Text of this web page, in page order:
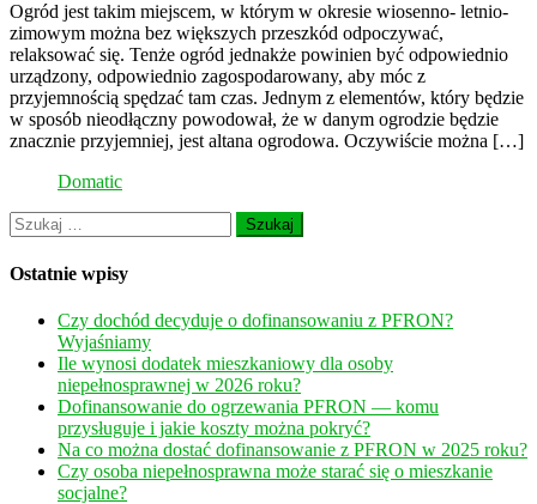
–
miejsce
dla
chwili
relaksu
Ogród jest takim miejscem, w którym w okresie wiosenno- letnio-
zimowym można bez większych przeszkód odpoczywać,
relaksować się. Tenże ogród jednakże powinien być odpowiednio
urządzony, odpowiednio zagospodarowany, aby móc z
przyjemnością spędzać tam czas. Jednym z elementów, który będzie
w sposób nieodłączny powodował, że w danym ogrodzie będzie
znacznie przyjemniej, jest altana ogrodowa. Oczywiście można […]
Domatic
Szukaj:
Ostatnie wpisy
Czy dochód decyduje o dofinansowaniu z PFRON?
Wyjaśniamy
Ile wynosi dodatek mieszkaniowy dla osoby
niepełnosprawnej w 2026 roku?
Dofinansowanie do ogrzewania PFRON — komu
przysługuje i jakie koszty można pokryć?
Na co można dostać dofinansowanie z PFRON w 2025 roku?
Czy osoba niepełnosprawna może starać się o mieszkanie
socjalne?